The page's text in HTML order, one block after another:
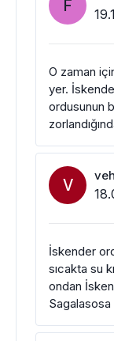
F
O zaman
yer.
ordusunun
V
İskender
sıcakta su
ondan